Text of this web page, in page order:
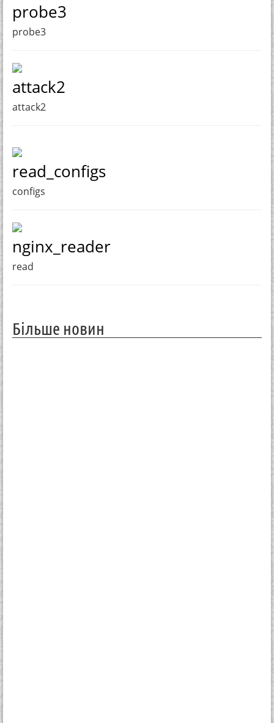
probe3
probe3
attack2
attack2
read_configs
configs
nginx_reader
read
Більше новин